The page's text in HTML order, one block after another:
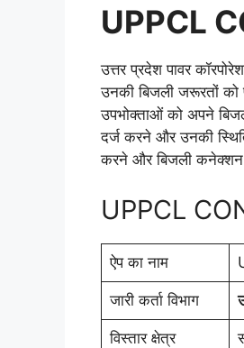
UPPCL
उत्तर प्रदेश पावर
उनकी बिजली जरूरतों को
उपभोक्ताओं को अपने
दर्ज करने और उनकी
करने और बिजली कनेक्शन
UPPCL
ऐप का नाम
जारी कर्ता विभाग
विस्तार क्षेत्र